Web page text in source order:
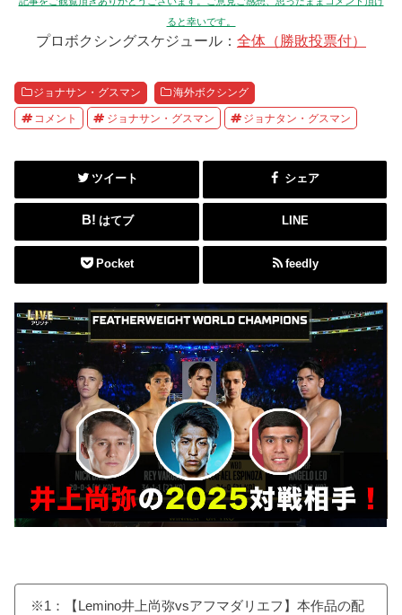
ると幸いです。
プロボクシングスケジュール： 全体（勝敗投票付）
ジョナサン・グスマン 海外ボクシング
コメント ジョナサン・グスマン ジョナタン・グスマン
ツイート シェア
はてブ LINE
Pocket feedly
※1：【Lemino井上尚弥vsアフマダリエフ】本作品の配